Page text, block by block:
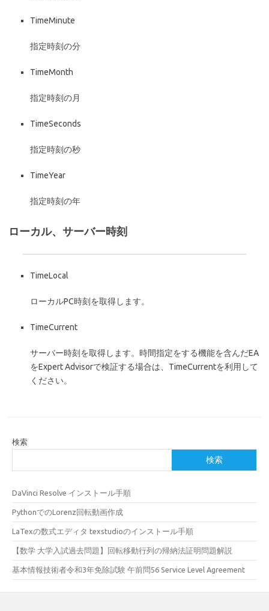
TimeMinute
指定時刻の分
TimeMonth
指定時刻の月
TimeSeconds
指定時刻の秒
TimeYear
指定時刻の年
ローカル、サーバー時刻
TimeLocal
ローカルPC時刻を取得します。
TimeCurrent
サーバー時刻を取得します。時間指定をする機能を含んだEA
をExpert Advisorで検証する場合は、TimeCurrentを利用して
ください。
検索
検索
DaVinci Resolve インストール手順
PythonでのLorenz回転動画作成
LaTexの数式エディタ texstudioのインストール手順
【数学 大学入試過去問題】回転移動行列の帰納法証明問題解説
基本情報技術者令和3年免除試験 午前問56 Service Level Agreement